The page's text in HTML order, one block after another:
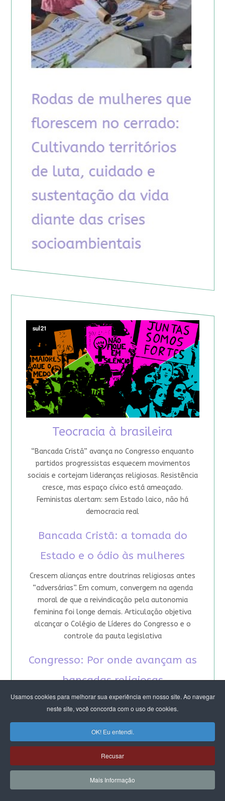
Usamos cookies para melhorar sua experiência em nosso site. Ao navegar
neste site, você concorda com o uso de cookies.
OK! Eu entendi.
Recusar
Mais Informação
Teocracia à brasileira
“Bancada Cristã” avança no Congresso enquanto
partidos progressistas esquecem movimentos
sociais e cortejam lideranças religiosas. Resistência
cresce, mas espaço cívico está ameaçado.
Feministas alertam: sem Estado laico, não há
democracia real
Bancada Cristã: a tomada do
Estado e o ódio às mulheres
Crescem alianças entre doutrinas religiosas antes
“adversárias”. Em comum, convergem na agenda
moral de que a reivindicação pela autonomia
feminina foi longe demais. Articulação objetiva
alcançar o Colégio de Líderes do Congresso e o
controle da pauta legislativa
Congresso: Por onde avançam as
bancadas religiosas
Pauta da “retidão moral” sob mando masculino
aglutina 40% dos parlamentares. É incentivada por
igrejas fundamentalistas, que avançaram no
terreno de devastação da democracia e desencanto
com a política. Mas há brechas: fé não significa
submissão como destino
A “teocracia à brasileira”, sempre